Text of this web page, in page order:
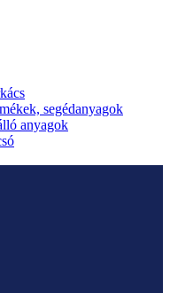
segédanyagok
anyagok